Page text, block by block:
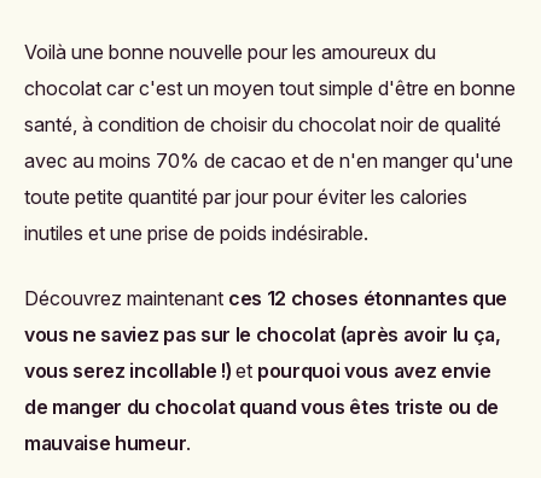
Voilà une bonne nouvelle pour les amoureux du
chocolat car c'est un moyen tout simple d'être en bonne
santé, à condition de choisir du chocolat noir de qualité
avec au moins 70% de cacao et de n'en manger qu'une
toute petite quantité par jour pour éviter les calories
inutiles et une prise de poids indésirable.
Découvrez maintenant ces 12 choses étonnantes que
vous ne saviez pas sur le chocolat (après avoir lu ça,
vous serez incollable !) et pourquoi vous avez envie
de manger du chocolat quand vous êtes triste ou de
mauvaise humeur.